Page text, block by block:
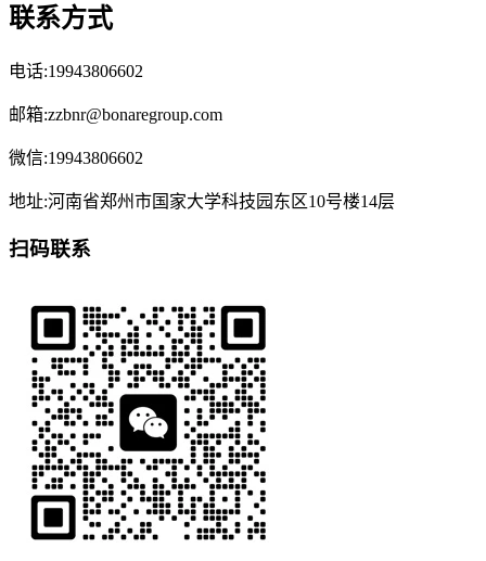
联系方式
电话:19943806602
邮箱:zzbnr@bonaregroup.com
微信:19943806602
地址:河南省郑州市国家大学科技园东区10号楼14层
扫码联系